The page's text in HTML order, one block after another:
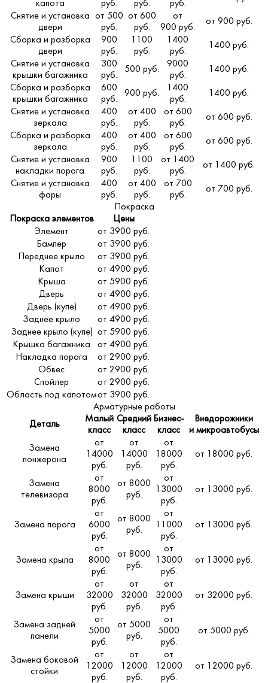
капота
руб.
руб.
руб.
Снятие и установка
двери
от 500
руб.
от 600
руб.
от
900 руб.
от 900 руб.
Сборка и разборка
двери
900
руб.
1100
руб.
1400
руб.
1400 руб.
Снятие и установка
крышки багажника
300
руб.
500 руб.
9000
руб.
1400 руб.
Сборка и разборка
крышки багажника
600
руб.
900 руб.
1400
руб.
1400 руб.
Снятие и установка
зеркала
400
руб.
от 400
руб.
от 600
руб.
от 600 руб.
Сборка и разборка
зеркала
400
руб.
от 400
руб.
от 600
руб.
от 600 руб.
Снятие и установка
накладки порога
900
руб.
1100
руб.
от 1400
руб.
от 1400 руб.
Снятие и установка
фары
400
руб.
от 400
руб.
от 700
руб.
от 700 руб.
Покраска
Покраска элементов
Цены
Элемент
от 3900 руб.
Бампер
от 3900 руб.
Переднее крыло
от 3900 руб.
Капот
от 4900 руб.
Крыша
от 5900 руб.
Дверь
от 4900 руб.
Дверь (купе)
от 4900 руб.
Заднее крыло
от 4900 руб.
Заднее крыло (купе) от 5900 руб.
Крышка багажника
от 4900 руб.
Накладка порога
от 2900 руб.
Обвес
от 2900 руб.
Спойлер
от 2900 руб.
Область под капотомот 3900 руб.
Арматурные работы
Деталь
Малый
класс
Средний
класс
Бизнес-
класс
Внедорожники
и микроавтобусы
Замена
лонжерона
от
14000
руб.
от
14000
руб.
от
18000
руб.
от 18000 руб.
Замена
телевизора
от
8000
руб.
от 8000
руб.
от
13000
руб.
от 13000 руб.
Замена порога
от
6000
руб.
от 8000
руб.
от
11000
руб.
от 13000 руб.
Замена крыла
от
8000
руб.
от 8000
руб.
от
13000
руб.
от 13000 руб.
Замена крыши
от
32000
руб.
от
32000
руб.
от
32000
руб.
от 32000 руб.
Замена задней
панели
от
5000
руб.
от 5000
руб.
от
5000
руб.
от 5000 руб.
Замена боковой
стойки
от
12000
руб.
от
12000
руб.
от
12000
руб.
от 12000 руб.